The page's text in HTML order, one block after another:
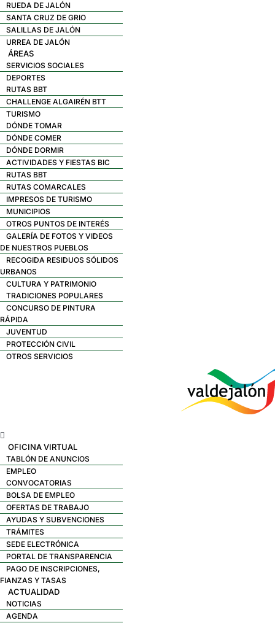
RUEDA DE JALÓN
SANTA CRUZ DE GRIO
SALILLAS DE JALÓN
URREA DE JALÓN
ÁREAS
SERVICIOS SOCIALES
DEPORTES
RUTAS BBT
CHALLENGE ALGAIRÉN BTT
TURISMO
DÓNDE TOMAR
DÓNDE COMER
DÓNDE DORMIR
ACTIVIDADES Y FIESTAS BIC
RUTAS BBT
RUTAS COMARCALES
IMPRESOS DE TURISMO
MUNICIPIOS
OTROS PUNTOS DE INTERÉS
GALERÍA DE FOTOS Y VIDEOS
DE NUESTROS PUEBLOS
RECOGIDA RESIDUOS SÓLIDOS
URBANOS
CULTURA Y PATRIMONIO
TRADICIONES POPULARES
CONCURSO DE PINTURA
RÁPIDA
JUVENTUD
PROTECCIÓN CIVIL
OTROS SERVICIOS
Menú
OFICINA VIRTUAL
TABLÓN DE ANUNCIOS
EMPLEO
CONVOCATORIAS
BOLSA DE EMPLEO
OFERTAS DE TRABAJO
AYUDAS Y SUBVENCIONES
TRÁMITES
SEDE ELECTRÓNICA
PORTAL DE TRANSPARENCIA
PAGO DE INSCRIPCIONES,
FIANZAS Y TASAS
ACTUALIDAD
NOTICIAS
AGENDA